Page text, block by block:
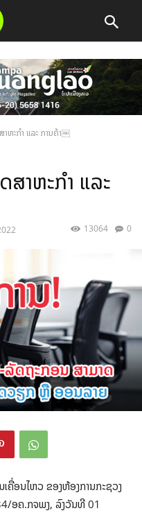
າຫະກໍາ ແລະ ການຄ້າ￼
ສາຫະກໍາ ແລະ
0
13064
ຄື່ອນໄຫວ ຂອງຫ້ອງການກະຊວງ
ອຄ.ກຈພງ, ລົງວັນທີ 01